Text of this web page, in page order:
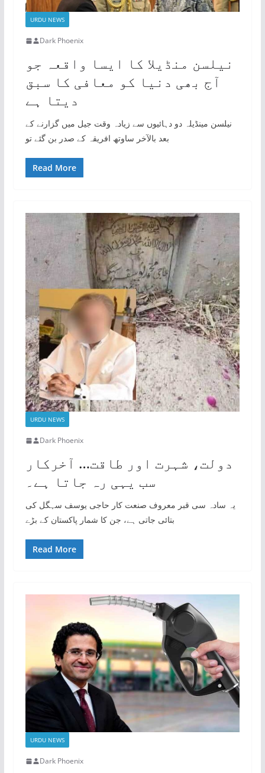
URDU NEWS
Dark Phoenix
نیلسن منڈیلا کا ایسا واقعہ جو
آج بھی دنیا کو معافی کا سبق
دیتا ہے
نیلسن مینڈیلہ دو دہائیوں سے زیادہ وقت جیل میں گزارنے کے
بعد بالآخر ساوتھ افریقہ کے صدر بن گئے تو
Read More
URDU NEWS
Dark Phoenix
دولت، شہرت اور طاقت… آخرکار
سب یہی رہ جاتا ہے۔
یہ سادہ سی قبر معروف صنعت کار حاجی یوسف سہگل کی
بتائی جاتی ہے، جن کا شمار پاکستان کے بڑے
Read More
URDU NEWS
Dark Phoenix